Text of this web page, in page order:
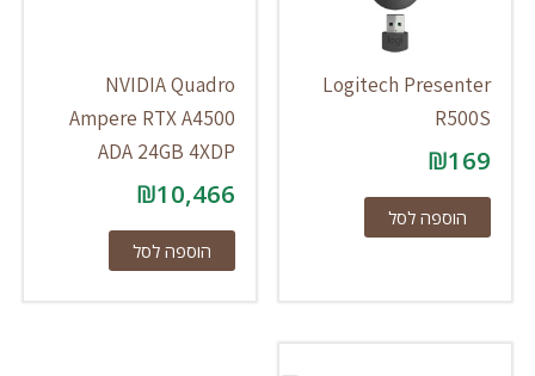
Logitech Presenter
R500S
₪169
הוספה לסל
NVIDIA Quadro
Ampere RTX A4500
ADA 24GB 4XDP
₪10,466
הוספה לסל